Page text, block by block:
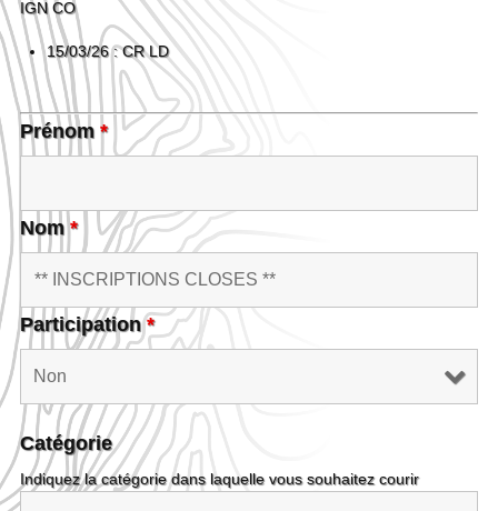
IGN CO
15/03/26 : CR LD
Prénom*
Nom*
Participation*
Catégorie
Indiquez la catégorie dans laquelle vous souhaitez courir